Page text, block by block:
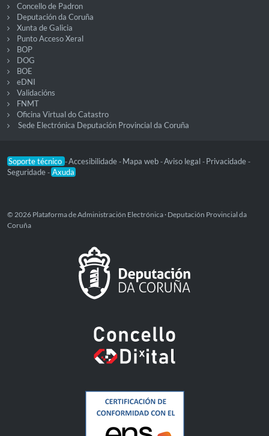
Concello de Padron
Deputación da Coruña
Xunta de Galicia
Punto Acceso Xeral
BOP
DOG
BOE
eDNI
Validacións
FNMT
Oficina Virtual do Catastro
Sede Electrónica Deputación Provincial da Coruña
Soporte técnico -Accesibilidade - Mapa web -Aviso legal - Privacidade -
Seguridade - Axuda
© 2026 Plataforma de Administración Electrónica · Deputación Provincial da
Coruña